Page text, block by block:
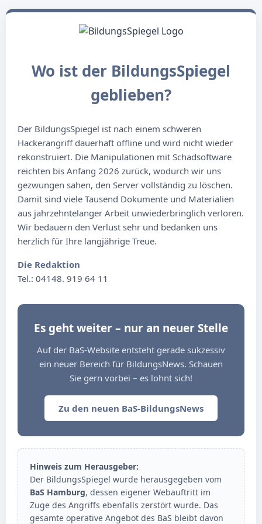
Wo ist der BildungsSpiegel
geblieben?
Der BildungsSpiegel ist nach einem schweren
Hackerangriff dauerhaft offline und wird nicht wieder
rekonstruiert. Die Manipulationen mit Schadsoftware
reichten bis Anfang 2026 zurück, wodurch wir uns
gezwungen sahen, den Server vollständig zu löschen.
Damit sind viele Tausend Dokumente und Materialien
aus jahrzehntelanger Arbeit unwiederbringlich verloren.
Wir bedauern den Verlust sehr und bedanken uns
herzlich für Ihre langjährige Treue.
Die Redaktion
Tel.: 04148. 919 64 11
Es geht weiter – nur an neuer Stelle
Auf der BaS-Website entsteht gerade sukzessiv
ein neuer Bereich für BildungsNews. Schauen
Sie gern vorbei – es lohnt sich!
Zu den neuen BaS-BildungsNews
Hinweis zum Herausgeber:
Der BildungsSpiegel wurde herausgegeben vom
BaS Hamburg, dessen eigener Webauftritt im
Zuge des Angriffs ebenfalls zerstört wurde. Das
gesamte operative Angebot des BaS bleibt davon